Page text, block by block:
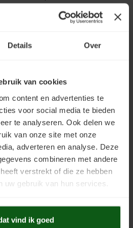
Details Over
van cookies
content en advertenties te
voor social media te bieden
te analyseren. Ook delen we
van onze site met onze
adverteren en analyse. Deze
combineren met andere
verstrekt of die ze hebben
uw gebruik van hun services.
vind ik goed
hitte- en uv-bestendig. Dit is een
niet.
erg belangrijk puntje. Hoewel de vloer
te zetten. De kans is groot dat de
wachten dus.
door de eigenaar zelf uitgevoerd.
De klant is zeer tevreden.